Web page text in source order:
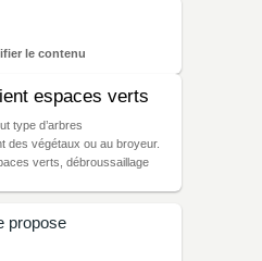
le contenu
espaces verts
type d’arbres
des végétaux ou au broyeur.
verts, débroussaillage
propose